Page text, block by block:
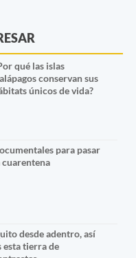
qué las islas
conservan sus
únicos de vida?
para pasar
cuarentena
desde adentro, así
esta tierra de